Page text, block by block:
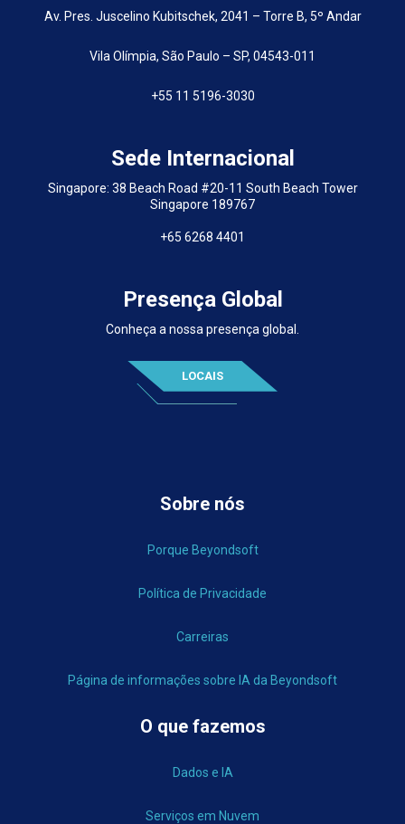
Av. Pres. Juscelino Kubitschek, 2041 – Torre B, 5º Andar
Vila Olímpia, São Paulo – SP, 04543-011
+55 11 5196-3030
Sede Internacional
Singapore: 38 Beach Road #20-11 South Beach Tower
Singapore 189767
+65 6268 4401
Presença Global
Conheça a nossa presença global.
LOCAIS
Sobre nós
Porque Beyondsoft
Política de Privacidade
Carreiras
Página de informações sobre IA da Beyondsoft
O que fazemos
Dados e IA
Serviços em Nuvem